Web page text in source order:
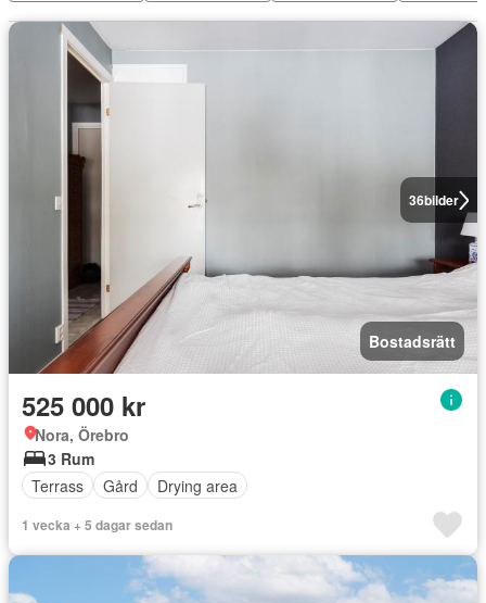
36bilder
Bostadsrätt
525 000 kr
Nora, Örebro
3 Rum
Terrass
Gård Drying area
1 vecka + 5 dagar sedan